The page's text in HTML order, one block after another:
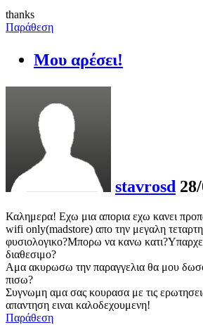
thanks
Παράθεση
Μου αρέσει!
stavrosd
Καλημερα! Εχω μια απορια εχω κανει
wifi only(madstore) απο την μεγαλη τεταρτη
φυσιολογικο?Μπορω να κανω
διαθεσιμο?
Aμα ακυρωσω την παραγγελια θα μου
πισω?
Συγνωμη αμα σας κουρασα με τις
απαντηση ειναι καλοδεχουμενη!
Παράθεση